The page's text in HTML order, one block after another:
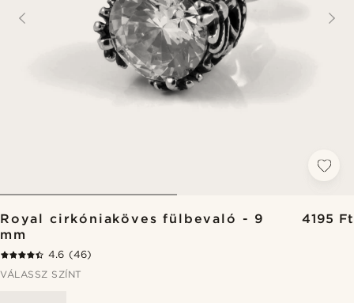
Royal cirkóniaköves fülbevaló - 9
mm
4195 Ft
4.6 (46)
VÁLASSZ SZÍNT